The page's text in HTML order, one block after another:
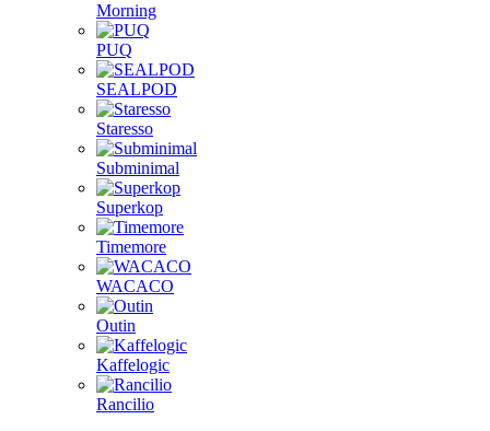
Morning
PUQ
SEALPOD
Staresso
Subminimal
Superkop
Timemore
WACACO
Outin
Kaffelogic
Rancilio